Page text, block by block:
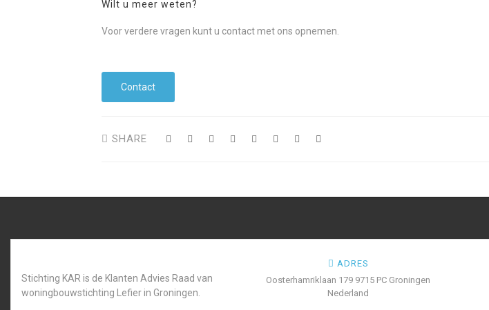
Wilt u meer weten?
Voor verdere vragen kunt u contact met ons opnemen.
Contact
SHARE
Stichting KAR is de Klanten Advies Raad van
woningbouwstichting Lefier in Groningen.
ADRES
Oosterhamriklaan 179 9715 PC Groningen
Nederland